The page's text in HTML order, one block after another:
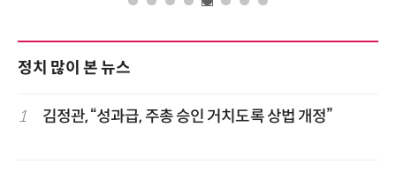
정치 많이 본 뉴스
1 김정관, “성과급, 주총 승인 거치도록 상법 개정”